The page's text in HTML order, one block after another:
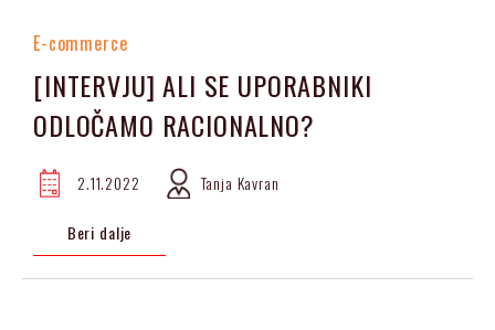
E-commerce
[INTERVJU] ALI SE UPORABNIKI
ODLOČAMO RACIONALNO?
2.11.2022 Tanja Kavran
Beri dalje